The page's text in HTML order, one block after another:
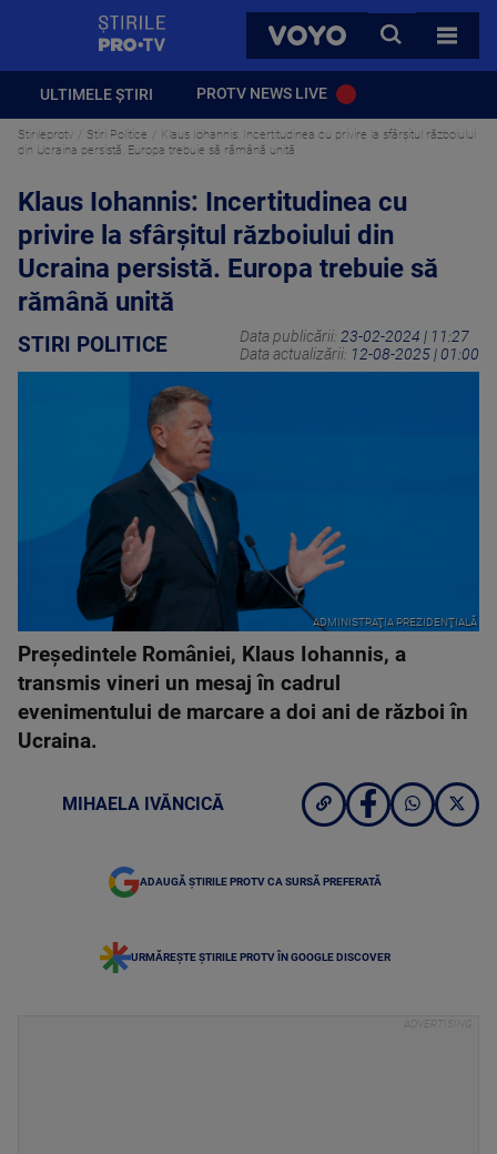
VOYO
CAUTA
TOATE
ULTIMELE ȘTIRI PROTV NEWS LIVE
Stirileprotv Stiri Politice
Klaus Iohannis: Incertitudinea cu privire la sfârșitul războiului
din Ucraina persistă. Europa trebuie să rămână unită
Klaus Iohannis: Incertitudinea cu
privire la sfârșitul războiului din
Ucraina persistă. Europa trebuie să
rămână unită
STIRI POLITICE Data publicării: 23-02-2024 | 11:27
Data actualizării: 12-08-2025 | 01:00
ADMINISTRAŢIA PREZIDENŢIALĂ
Președintele României, Klaus Iohannis, a
transmis vineri un mesaj în cadrul
evenimentului de marcare a doi ani de război în
Ucraina.
MIHAELA IVĂNCICĂ
ADAUGĂ ȘTIRILE PROTV CA SURSĂ PREFERATĂ
URMĂREȘTE ȘTIRILE PROTV ÎN GOOGLE DISCOVER